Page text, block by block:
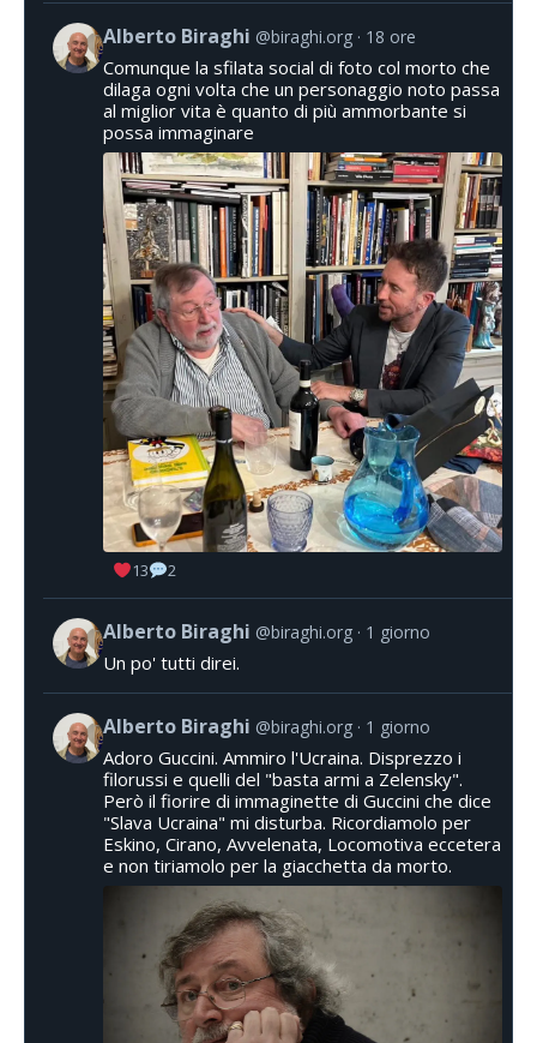
Alberto Biraghi @biraghi.org 18 ore
Comunque la sfilata social di foto col morto che
dilaga ogni volta che un personaggio noto passa
al miglior vita è quanto di più ammorbante si
possa immaginare
13 2
Alberto Biraghi @biraghi.org 1 giorno
Un po' tutti direi.
Alberto Biraghi @biraghi.org 1 giorno
Adoro Guccini. Ammiro l'Ucraina. Disprezzo i
filorussi e quelli del "basta armi a Zelensky".
Però il fiorire di immaginette di Guccini che dice
"Slava Ucraina" mi disturba. Ricordiamolo per
Eskino, Cirano, Avvelenata, Locomotiva eccetera
e non tiriamolo per la giacchetta da morto.